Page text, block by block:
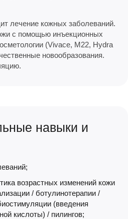
лечение кожных заболеваний.
с помощью инъекционных
(Vivace, М22, Hydra
новообразования.
навыки и
возрастных изменений кожи
/ ботулинотерапии /
(введения
кислоты) / пилингов;